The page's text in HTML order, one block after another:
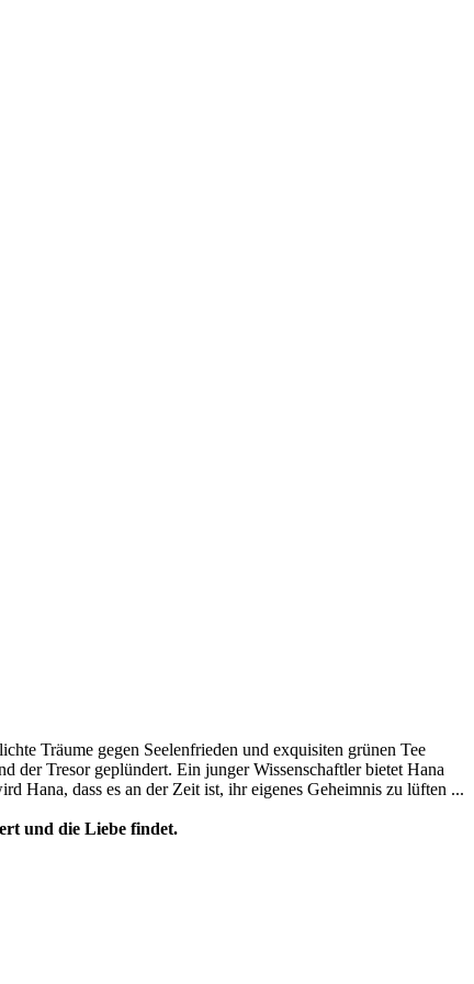
Träume gegen Seelenfrieden und exquisiten grünen Tee
der Tresor geplündert. Ein junger Wissenschaftler bietet Hana
Hana, dass es an der Zeit ist, ihr eigenes Geheimnis zu lüften ...
und die Liebe findet.